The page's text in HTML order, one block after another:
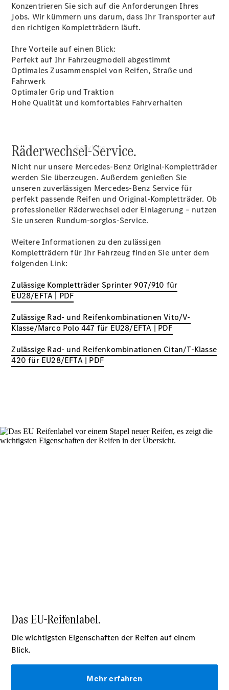
Junge
Sterne
Digitale
Services
Finanzdienste
Reifen &
Reifen- und
Komplettradschutz
Pakete
Mobile
Service
Service
Konzentrieren Sie sich auf die Anforderungen Ihres
Jobs. Wir kümmern uns darum, dass Ihr Transporter auf
den richtigen Kompletträdern läuft.
Ihre Vorteile auf einen Blick:
Perfekt auf Ihr Fahrzeugmodell abgestimmt
Optimales Zusammenspiel von Reifen, Straße und
Fahrwerk
Optimaler Grip und Traktion
Hohe Qualität und komfortables Fahrverhalten
Räderwechsel-Service.
Nicht nur unsere Mercedes-Benz Original-Kompletträder
werden Sie überzeugen. Außerdem genießen Sie
unseren zuverlässigen Mercedes-Benz Service für
perfekt passende Reifen und Original-Kompletträder. Ob
professioneller Räderwechsel oder Einlagerung – nutzen
Sie unseren Rundum-sorglos-Service.
Weitere Informationen zu den zulässigen
Kompletträdern für Ihr Fahrzeug finden Sie unter dem
folgenden Link:
Zulässige Kompletträder Sprinter 907/910 für
EU28/EFTA | PDF
Zulässige Rad- und Reifenkombinationen Vito/V-
Klasse/Marco Polo 447 für EU28/EFTA | PDF
Zulässige Rad- und Reifenkombinationen Citan/T-Klasse
420 für EU28/EFTA | PDF